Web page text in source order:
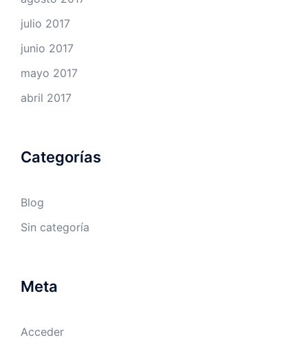
julio 2017
junio 2017
mayo 2017
abril 2017
Categorías
Blog
Sin categoría
Meta
Acceder